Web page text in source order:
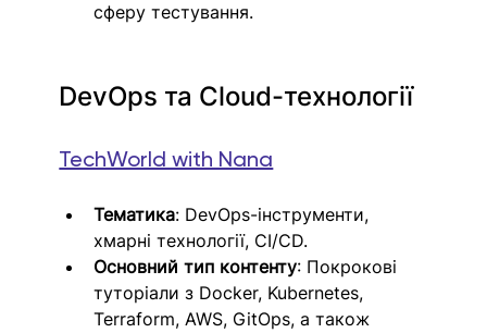
сферу тестування.
DevOps та Cloud-технології
TechWorld with Nana
Тематика: DevOps-інструменти,
хмарні технології, CI/CD.
Основний тип контенту: Покрокові
туторіали з Docker, Kubernetes,
Terraform, AWS, GitOps, а також